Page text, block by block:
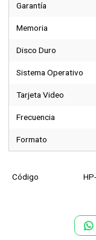
Garantía
Memoria
Disco Duro
Sistema Operativo
Tarjeta Video
Frecuencia
Formato
Código